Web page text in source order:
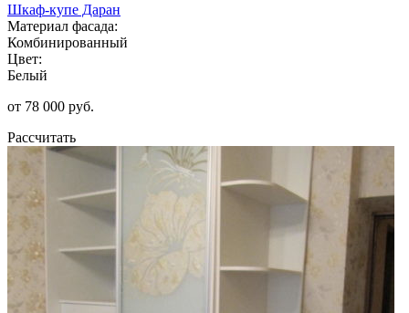
Шкаф-купе Даран
Материал фасада:
Комбинированный
Цвет:
Белый
от 78 000 руб.
Рассчитать